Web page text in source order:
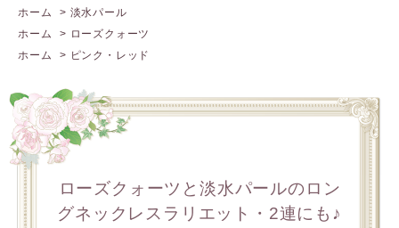
ホーム
> 淡水パール
ホーム
> ローズクォーツ
ホーム
> ピンク・レッド
ローズクォーツと淡水パールのロン
グネックレスラリエット・2連にも♪